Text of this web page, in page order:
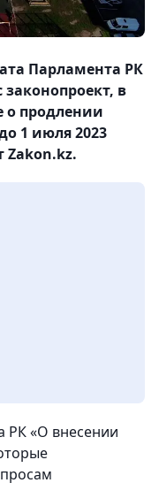
Парламента РК
в
о продлении
1 июля 2023
Zakon.kz.
РК «О внесении